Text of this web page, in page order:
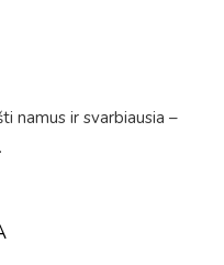
namus ir svarbiausia –